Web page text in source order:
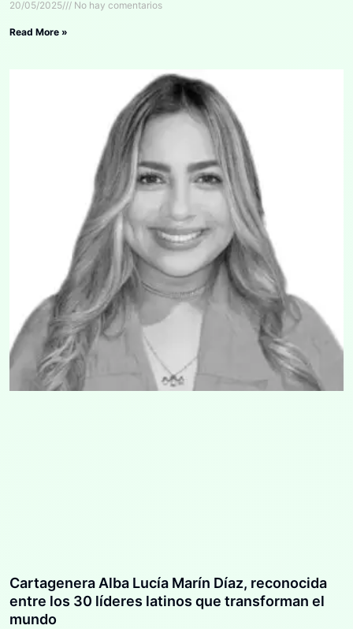
20/05/2025 No hay comentarios
Read More »
Cartagenera Alba Lucía Marín Díaz, reconocida
entre los 30 líderes latinos que transforman el
mundo